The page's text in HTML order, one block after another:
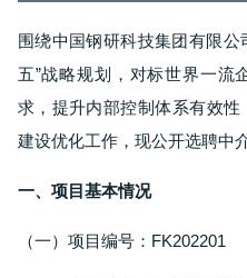
围绕中国钢研科技集团有限公
五”战略规划，对标世界一流
求，提升内部控制体系有效
建设优化工作，现公开选聘中
一、项目基本情况
（一）项目编号：FK202201